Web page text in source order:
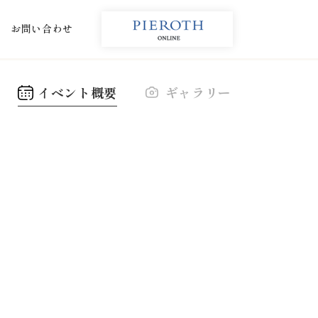
お問い合わせ
イベント概要 ギャラリー